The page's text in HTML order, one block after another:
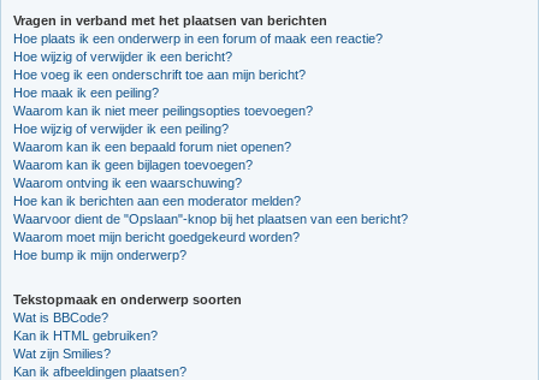
Vragen in verband met het plaatsen van berichten
Hoe plaats ik een onderwerp in een forum of maak een reactie?
Hoe wijzig of verwijder ik een bericht?
Hoe voeg ik een onderschrift toe aan mijn bericht?
Hoe maak ik een peiling?
Waarom kan ik niet meer peilingsopties toevoegen?
Hoe wijzig of verwijder ik een peiling?
Waarom kan ik een bepaald forum niet openen?
Waarom kan ik geen bijlagen toevoegen?
Waarom ontving ik een waarschuwing?
Hoe kan ik berichten aan een moderator melden?
Waarvoor dient de "Opslaan"-knop bij het plaatsen van een bericht?
Waarom moet mijn bericht goedgekeurd worden?
Hoe bump ik mijn onderwerp?
Tekstopmaak en onderwerp soorten
Wat is BBCode?
Kan ik HTML gebruiken?
Wat zijn Smilies?
Kan ik afbeeldingen plaatsen?